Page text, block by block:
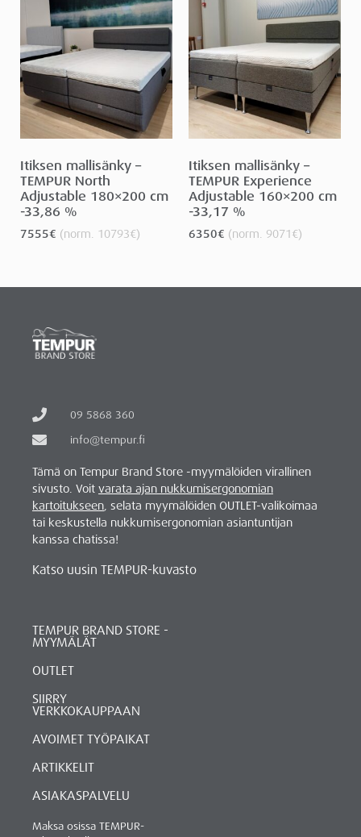
Itiksen mallisänky –
TEMPUR North
Adjustable 180×200 cm
-33,86 %
7555€ (norm. 10793€)
Itiksen mallisänky –
TEMPUR Experience
Adjustable 160×200 cm
-33,17 %
6350€ (norm. 9071€)
09 5868 360
info@tempur.fi
Tämä on Tempur Brand Store -myymälöiden virallinen
sivusto. Voit varata ajan nukkumisergonomian
kartoitukseen, selata myymälöiden OUTLET-valikoimaa
tai keskustella nukkumisergonomian asiantuntijan
kanssa chatissa!
Katso uusin TEMPUR-kuvasto
TEMPUR BRAND STORE -
MYYMÄLÄT
OUTLET
SIIRRY
VERKKOKAUPPAAN
AVOIMET TYÖPAIKAT
ARTIKKELIT
ASIAKASPALVELU
Maksa osissa TEMPUR-